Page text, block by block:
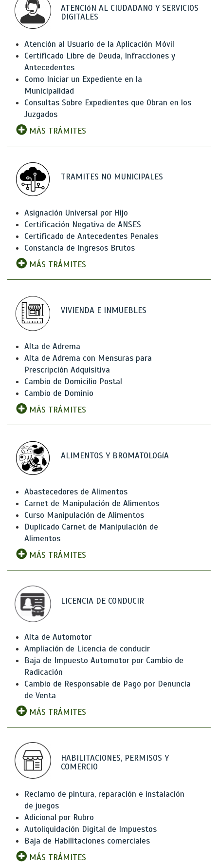
ATENCIóN AL CIUDADANO Y SERVICIOS
DIGITALES
Atención al Usuario de la Aplicación Móvil
Certificado Libre de Deuda, Infracciones y
Antecedentes
Como Iniciar un Expediente en la
Municipalidad
Consultas Sobre Expedientes que Obran en los
Juzgados
MÁS TRÁMITES
TRAMITES NO MUNICIPALES
Asignación Universal por Hijo
Certificación Negativa de ANSES
Certificado de Antecedentes Penales
Constancia de Ingresos Brutos
MÁS TRÁMITES
VIVIENDA E INMUEBLES
Alta de Adrema
Alta de Adrema con Mensuras para
Prescripción Adquisitiva
Cambio de Domicilio Postal
Cambio de Dominio
MÁS TRÁMITES
ALIMENTOS Y BROMATOLOGíA
Abastecedores de Alimentos
Carnet de Manipulación de Alimentos
Curso Manipulación de Alimentos
Duplicado Carnet de Manipulación de
Alimentos
MÁS TRÁMITES
LICENCIA DE CONDUCIR
Alta de Automotor
Ampliación de Licencia de conducir
Baja de Impuesto Automotor por Cambio de
Radicación
Cambio de Responsable de Pago por Denuncia
de Venta
MÁS TRÁMITES
HABILITACIONES, PERMISOS Y
COMERCIO
Reclamo de pintura, reparación e instalación
de juegos
Adicional por Rubro
Autoliquidación Digital de Impuestos
Baja de Habilitaciones comerciales
MÁS TRÁMITES